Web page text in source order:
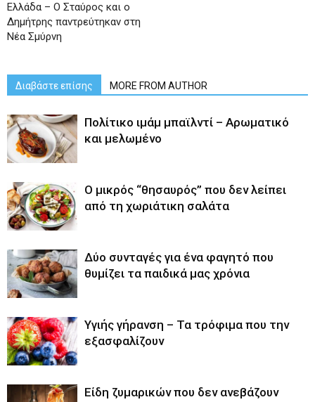
Ελλάδα – Ο Σταύρος και ο
Δημήτρης παντρεύτηκαν στη
Νέα Σμύρνη
Διαβάστε επίσης MORE FROM AUTHOR
Πολίτικο ιμάμ μπαϊλντί – Αρωματικό
και μελωμένο
O μικρός “θησαυρός” που δεν λείπει
από τη χωριάτικη σαλάτα
Δύο συνταγές για ένα φαγητό που
θυμίζει τα παιδικά μας χρόνια
Υγιής γήρανση – Τα τρόφιμα που την
εξασφαλίζουν
Είδη ζυμαρικών που δεν ανεβάζουν